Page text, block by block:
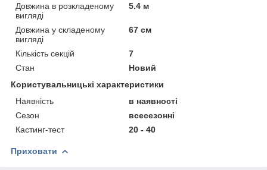
Довжина в розкладеному
вигляді
5.4 м
Довжина у складеному
вигляді
67 см
Кількість секцій
7
Стан
Новий
Користувальницькі характеристики
Наявність
в наявності
Сезон
всесезонні
Кастинг-тест
20 - 40
Приховати